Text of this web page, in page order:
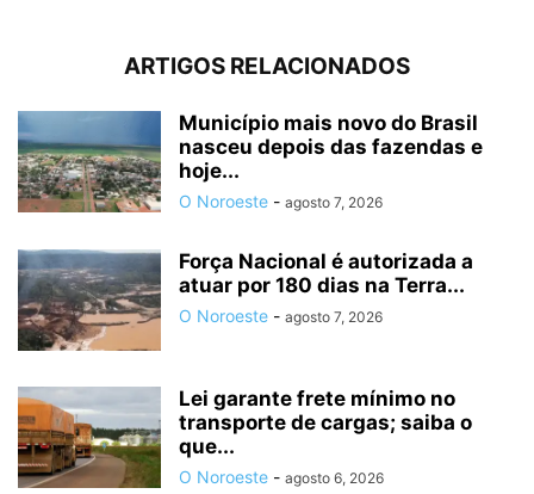
ARTIGOS RELACIONADOS
Município mais novo do Brasil
nasceu depois das fazendas e
hoje...
O Noroeste - agosto 7, 2026
Força Nacional é autorizada a
atuar por 180 dias na Terra...
O Noroeste - agosto 7, 2026
Lei garante frete mínimo no
transporte de cargas; saiba o
que...
O Noroeste - agosto 6, 2026